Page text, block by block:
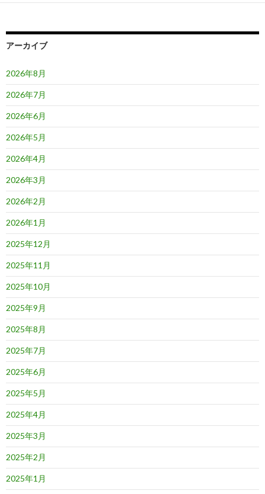
ョ
アーカイブ
2026年8月
2026年7月
2026年6月
2026年5月
2026年4月
2026年3月
2026年2月
2026年1月
2025年12月
2025年11月
2025年10月
2025年9月
2025年8月
2025年7月
2025年6月
2025年5月
2025年4月
2025年3月
2025年2月
2025年1月